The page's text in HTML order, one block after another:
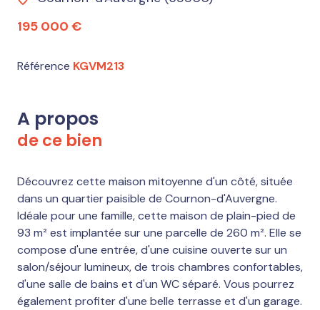
195 000 €
Référence KGVM213
A propos
de ce bien
Découvrez cette maison mitoyenne d'un côté, située
dans un quartier paisible de Cournon-d'Auvergne.
Idéale pour une famille, cette maison de plain-pied de
93 m² est implantée sur une parcelle de 260 m². Elle se
compose d'une entrée, d'une cuisine ouverte sur un
salon/séjour lumineux, de trois chambres confortables,
d'une salle de bains et d'un WC séparé. Vous pourrez
également profiter d'une belle terrasse et d'un garage.